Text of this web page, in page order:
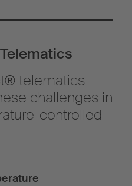
telematics
challenges in
controlled